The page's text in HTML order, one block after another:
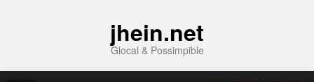
jhein.net
Glocal & Possimpible